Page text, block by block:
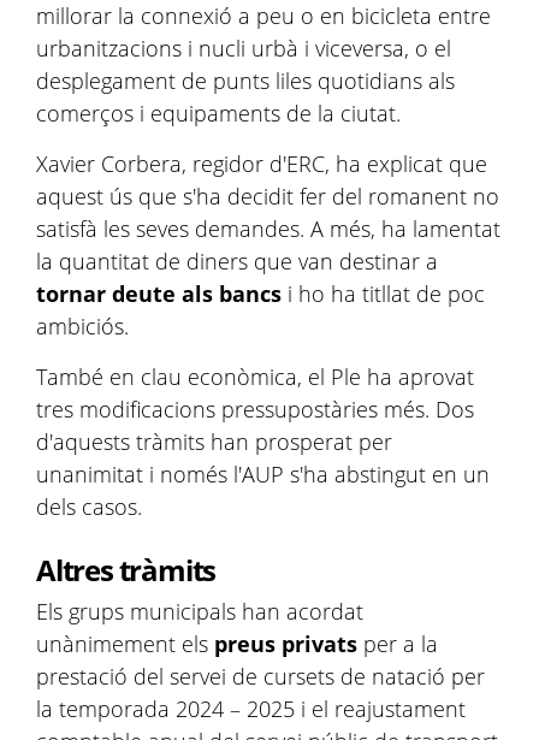
millorar la connexió a peu o en bicicleta entre
urbanitzacions i nucli urbà i viceversa, o el
desplegament de punts liles quotidians als
comerços i equipaments de la ciutat.
Xavier Corbera, regidor d'ERC, ha explicat que
aquest ús que s'ha decidit fer del romanent no
satisfà les seves demandes. A més, ha lamentat
la quantitat de diners que van destinar a
tornar deute als bancs i ho ha titllat de poc
ambiciós.
També en clau econòmica, el Ple ha aprovat
tres modificacions pressupostàries més. Dos
d'aquests tràmits han prosperat per
unanimitat i només l'AUP s'ha abstingut en un
dels casos.
Altres tràmits
Els grups municipals han acordat
unànimement els preus privats per a la
prestació del servei de cursets de natació per
la temporada 2024 – 2025 i el reajustament